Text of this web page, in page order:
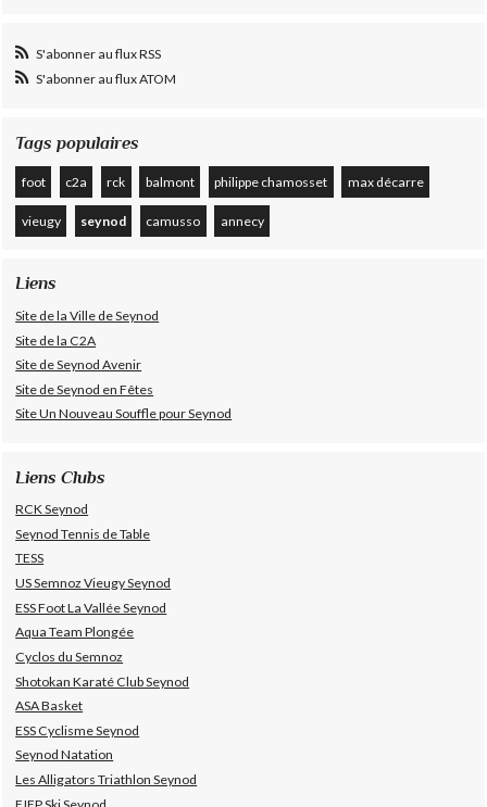
S'abonner au flux RSS
S'abonner au flux ATOM
Tags populaires
foot c2a rck balmont philippe chamosset max décarre
vieugy seynod camusso annecy
Liens
Site de la Ville de Seynod
Site de la C2A
Site de Seynod Avenir
Site de Seynod en Fêtes
Site Un Nouveau Souffle pour Seynod
Liens Clubs
RCK Seynod
Seynod Tennis de Table
TESS
US Semnoz Vieugy Seynod
ESS Foot La Vallée Seynod
Aqua Team Plongée
Cyclos du Semnoz
Shotokan Karaté Club Seynod
ASA Basket
ESS Cyclisme Seynod
Seynod Natation
Les Alligators Triathlon Seynod